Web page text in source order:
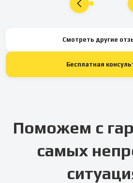
Смотреть другие
Бесплатная
Поможем с
самых